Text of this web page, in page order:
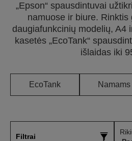
„Epson“ spausdintuvai
namuose ir biure. Rinktis
daugiafunkcinių modelių, A4
kasetės „EcoTank“
išlaidas iki
EcoTank Namams
Filtrai